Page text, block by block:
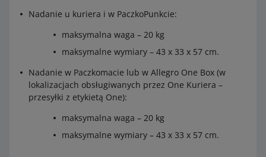
Nadanie u kuriera i w PaczkoPunkcie:
maksymalna waga – 20 kg
maksymalne wymiary – 43 x 33 x 57 cm.
Nadanie w Paczkomacie lub w Allegro One Box (w
lokalizacjach obsługiwanych przez One Kuriera –
przesyłki z etykietą One):
maksymalna waga – 20 kg
maksymalne wymiary – 43 x 33 x 57 cm.